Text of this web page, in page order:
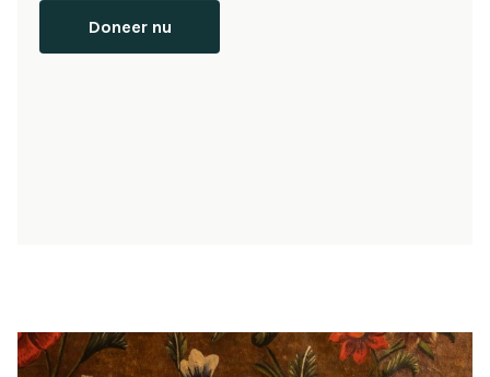
Doneer nu